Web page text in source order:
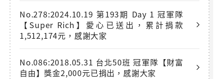
No.278:2024.10.19 第193期 Day 1 冠軍隊
【Super Rich】愛心已送出，累計捐款
1,512,174元，感謝大家
No.086:2018.05.31 台北50班 冠軍隊【財富
自由】獎金2,000元已捐出，感謝大家